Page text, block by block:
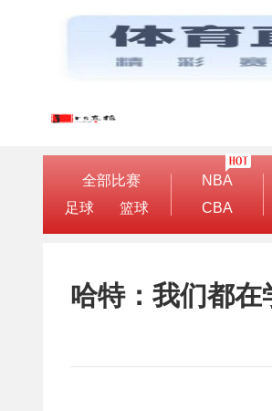
全部比赛
足球
篮球
NBA
CBA
哈特：我们都